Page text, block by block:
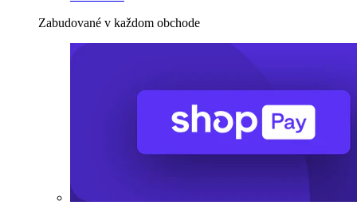
Zabudované v každom obchode